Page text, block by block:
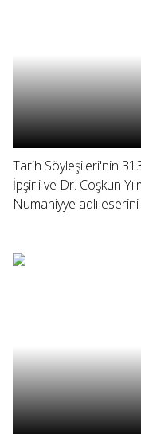
Tarih Söyleşileri'nin
İpşirli ve Dr. Coşkun
Numaniyye adlı